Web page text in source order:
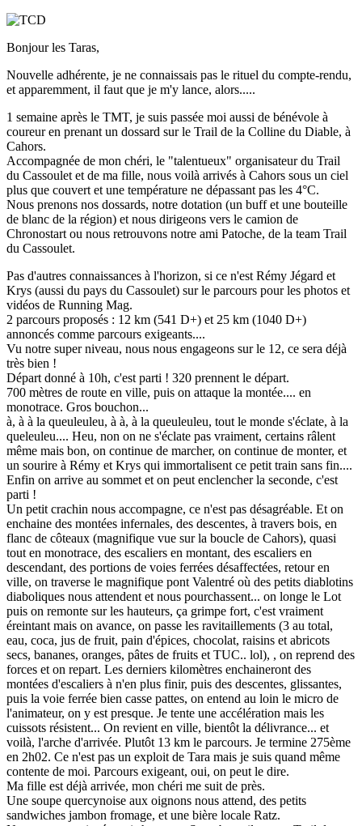
Bonjour les Taras,
Nouvelle adhérente, je ne connaissais pas le rituel du compte-rendu,
et apparemment, il faut que je m'y lance, alors.....
1 semaine après le TMT, je suis passée moi aussi de bénévole à
coureur en prenant un dossard sur le Trail de la Colline du Diable, à
Cahors.
Accompagnée de mon chéri, le "talentueux" organisateur du Trail
du Cassoulet et de ma fille, nous voilà arrivés à Cahors sous un ciel
plus que couvert et une température ne dépassant pas les 4°C.
Nous prenons nos dossards, notre dotation (un buff et une bouteille
de blanc de la région) et nous dirigeons vers le camion de
Chronostart ou nous retrouvons notre ami Patoche, de la team Trail
du Cassoulet.
Pas d'autres connaissances à l'horizon, si ce n'est Rémy Jégard et
Krys (aussi du pays du Cassoulet) sur le parcours pour les photos et
vidéos de Running Mag.
2 parcours proposés : 12 km (541 D+) et 25 km (1040 D+)
annoncés comme parcours exigeants....
Vu notre super niveau, nous nous engageons sur le 12, ce sera déjà
très bien !
Départ donné à 10h, c'est parti ! 320 prennent le départ.
700 mètres de route en ville, puis on attaque la montée.... en
monotrace. Gros bouchon...
à, à à la queuleuleu, à à, à la queuleuleu, tout le monde s'éclate, à la
queleuleu.... Heu, non on ne s'éclate pas vraiment, certains râlent
même mais bon, on continue de marcher, on continue de monter, et
un sourire à Rémy et Krys qui immortalisent ce petit train sans fin....
Enfin on arrive au sommet et on peut enclencher la seconde, c'est
parti !
Un petit crachin nous accompagne, ce n'est pas désagréable. Et on
enchaine des montées infernales, des descentes, à travers bois, en
flanc de côteaux (magnifique vue sur la boucle de Cahors), quasi
tout en monotrace, des escaliers en montant, des escaliers en
descendant, des portions de voies ferrées désaffectées, retour en
ville, on traverse le magnifique pont Valentré où des petits diablotins
diaboliques nous attendent et nous pourchassent... on longe le Lot
puis on remonte sur les hauteurs, ça grimpe fort, c'est vraiment
éreintant mais on avance, on passe les ravitaillements (3 au total,
eau, coca, jus de fruit, pain d'épices, chocolat, raisins et abricots
secs, bananes, oranges, pâtes de fruits et TUC.. lol), , on reprend des
forces et on repart. Les derniers kilomètres enchaineront des
montées d'escaliers à n'en plus finir, puis des descentes, glissantes,
puis la voie ferrée bien casse pattes, on entend au loin le micro de
l'animateur, on y est presque. Je tente une accélération mais les
cuissots résistent... On revient en ville, bientôt la délivrance... et
voilà, l'arche d'arrivée. Plutôt 13 km le parcours. Je termine 275ème
en 2h02. Ce n'est pas un exploit de Tara mais je suis quand même
contente de moi. Parcours exigeant, oui, on peut le dire.
Ma fille est déjà arrivée, mon chéri me suit de près.
Une soupe quercynoise aux oignons nous attend, des petits
sandwiches jambon fromage, et une bière locale Ratz.